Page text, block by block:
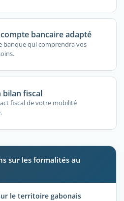
bancaire adapté
banque qui comprendra vos
bilan fiscal
fiscal de votre mobilité
sur les formalités au
le territoire gabonais